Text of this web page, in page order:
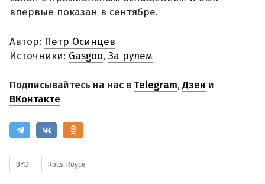
впервые показан в сентябре.
Автор: Петр Осинцев
Источники: Gasgoo, За рулем
Подписывайтесь на нас в Telegram,Дзен и
ВКонтакте
BYD Rolls-Royce